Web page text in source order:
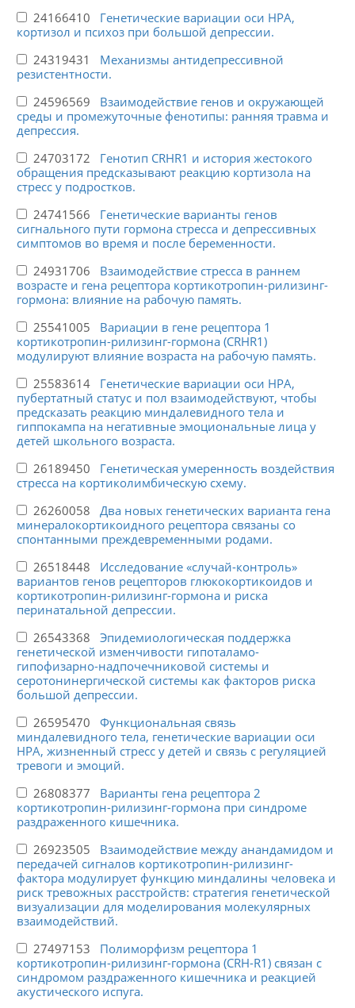
24166410 Генетические вариации оси HPA,
кортизол и психоз при большой депрессии.
24319431 Механизмы антидепрессивной
резистентности.
24596569 Взаимодействие генов и окружающей
среды и промежуточные фенотипы: ранняя травма и
депрессия.
24703172 Генотип CRHR1 и история жестокого
обращения предсказывают реакцию кортизола на
стресс у подростков.
24741566 Генетические варианты генов
сигнального пути гормона стресса и депрессивных
симптомов во время и после беременности.
24931706 Взаимодействие стресса в раннем
возрасте и гена рецептора кортикотропин-рилизинг-
гормона: влияние на рабочую память.
25541005 Вариации в гене рецептора 1
кортикотропин-рилизинг-гормона (CRHR1)
модулируют влияние возраста на рабочую память.
25583614 Генетические вариации оси HPA,
пубертатный статус и пол взаимодействуют, чтобы
предсказать реакцию миндалевидного тела и
гиппокампа на негативные эмоциональные лица у
детей школьного возраста.
26189450 Генетическая умеренность воздействия
стресса на кортиколимбическую схему.
26260058 Два новых генетических варианта гена
минералокортикоидного рецептора связаны со
спонтанными преждевременными родами.
26518448 Исследование «случай-контроль»
вариантов генов рецепторов глюкокортикоидов и
кортикотропин-рилизинг-гормона и риска
перинатальной депрессии.
26543368 Эпидемиологическая поддержка
генетической изменчивости гипоталамо-
гипофизарно-надпочечниковой системы и
серотонинергической системы как факторов риска
большой депрессии.
26595470 Функциональная связь
миндалевидного тела, генетические вариации оси
HPA, жизненный стресс у детей и связь с регуляцией
тревоги и эмоций.
26808377 Варианты гена рецептора 2
кортикотропин-рилизинг-гормона при синдроме
раздраженного кишечника.
26923505 Взаимодействие между анандамидом и
передачей сигналов кортикотропин-рилизинг-
фактора модулирует функцию миндалины человека и
риск тревожных расстройств: стратегия генетической
визуализации для моделирования молекулярных
взаимодействий.
27497153 Полиморфизм рецептора 1
кортикотропин-рилизинг-гормона (CRH-R1) связан с
синдромом раздраженного кишечника и реакцией
акустического испуга.